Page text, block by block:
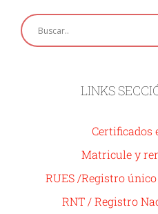
LINKS
Certificados
Matricule y
RUES /Registro
RNT / Registro